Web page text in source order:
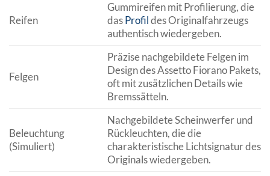
Reifen
Gummireifen mit Profilierung, die
dasProfildes Originalfahrzeugs
authentisch wiedergeben.
Felgen
Präzise nachgebildete Felgen im
Design des Assetto Fiorano Pakets,
oft mit zusätzlichen Details wie
Bremssätteln.
Beleuchtung
(Simuliert)
Nachgebildete Scheinwerfer und
Rückleuchten, die die
charakteristische Lichtsignatur des
Originals wiedergeben.